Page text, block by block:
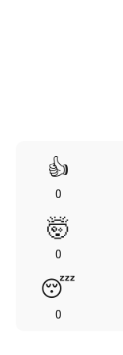
👍
0
🤯
0
😴
0